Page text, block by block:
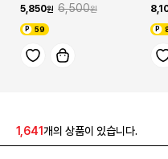
5,850
6,500
59
1,641개의 상품이 있습니다.